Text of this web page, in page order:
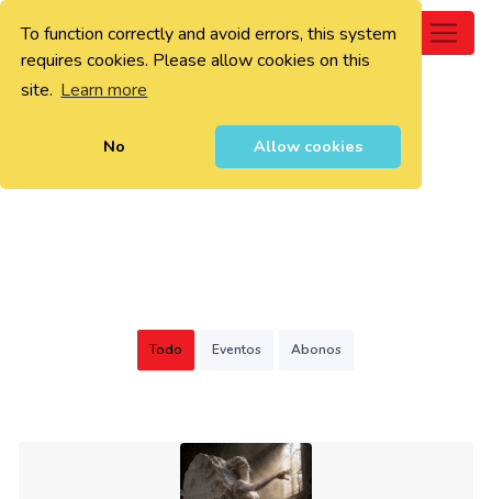
To function correctly and avoid errors, this system
requires cookies. Please allow cookies on this
site. Learn more
No Allow cookies
0
Todo Eventos Abonos